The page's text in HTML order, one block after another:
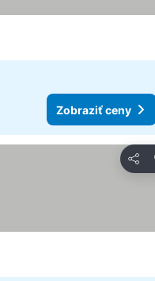
Zobraziť ceny